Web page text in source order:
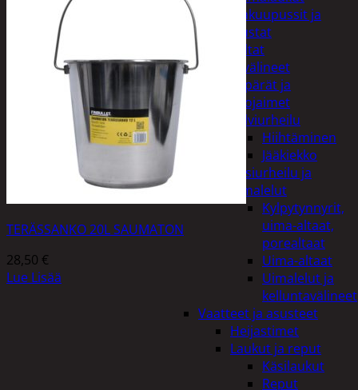
Makuupussit ja
alustat
Teltat
Urheiluvälineet
Kypärät ja
suojaimet
Talviurheilu
Hiihtäminen
Jääkiekko
Vesiurheilu ja
uimalelut
Kylpytynnyrit,
uima-altaat,
porealtaat
Uima-altaat
Uimalelut ja
kelluntavälineet
Vaatteet ja asusteet
Heijastimet
Laukut ja reput
Käsilaukut
Reput
TERÄSSANKO 20L SAUMATON
28,50 €
Lue Lisää